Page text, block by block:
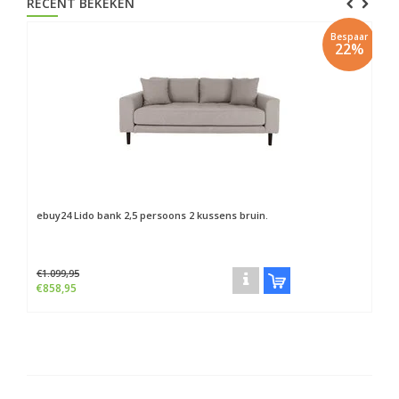
Bespaar
22%
ebuy24Lido bank 2,5 persoons 2 kussens bruin.
€1.099,95
€858,95